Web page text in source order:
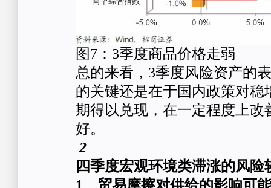
图7：3季度商品价格走弱
总的来看，3季度风险资产的
的关键还是在于国内政策对稳
期得以兑现，在一定程度上改
好。
2
四季度宏观环境类滞涨的风险